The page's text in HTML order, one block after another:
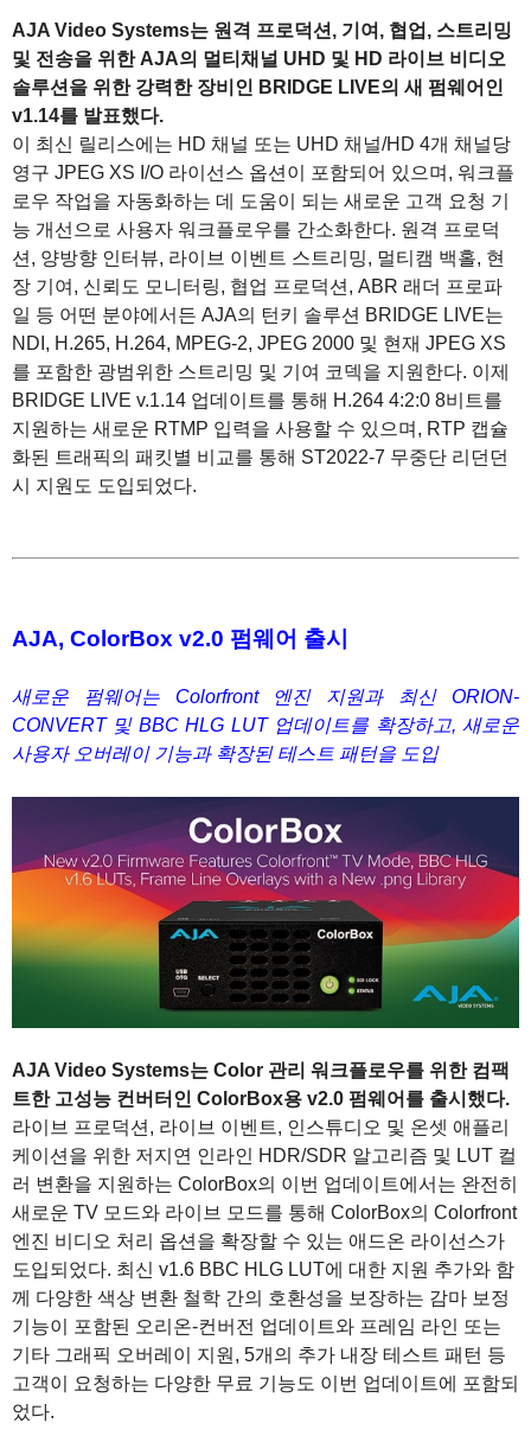
AJA Video Systems는 원격 프로덕션, 기여, 협업, 스트리밍
및 전송을 위한 AJA의 멀티채널 UHD 및 HD 라이브 비디오
솔루션을 위한 강력한 장비인 BRIDGE LIVE의 새 펌웨어인
v1.14를 발표했다.
이 최신 릴리스에는 HD 채널 또는 UHD 채널/HD 4개 채널당
영구 JPEG XS I/O 라이선스 옵션이 포함되어 있으며, 워크플
로우 작업을 자동화하는 데 도움이 되는 새로운 고객 요청 기
능 개선으로 사용자 워크플로우를 간소화한다. 원격 프로덕
션, 양방향 인터뷰, 라이브 이벤트 스트리밍, 멀티캠 백홀, 현
장 기여, 신뢰도 모니터링, 협업 프로덕션, ABR 래더 프로파
일 등 어떤 분야에서든 AJA의 턴키 솔루션 BRIDGE LIVE는
NDI, H.265, H.264, MPEG-2, JPEG 2000 및 현재 JPEG XS
를 포함한 광범위한 스트리밍 및 기여 코덱을 지원한다. 이제
BRIDGE LIVE v.1.14 업데이트를 통해 H.264 4:2:0 8비트를
지원하는 새로운 RTMP 입력을 사용할 수 있으며, RTP 캡슐
화된 트래픽의 패킷별 비교를 통해 ST2022-7 무중단 리던던
시 지원도 도입되었다.
AJA, ColorBox v2.0 펌웨어 출시
새로운 펌웨어는 Colorfront 엔진 지원과 최신 ORION-
CONVERT 및 BBC HLG LUT 업데이트를 확장하고, 새로운
사용자 오버레이 기능과 확장된 테스트 패턴을 도입
AJA Video Systems는 Color 관리 워크플로우를 위한 컴팩
트한 고성능 컨버터인 ColorBox용 v2.0 펌웨어를 출시했다.
라이브 프로덕션, 라이브 이벤트, 인스튜디오 및 온셋 애플리
케이션을 위한 저지연 인라인 HDR/SDR 알고리즘 및 LUT 컬
러 변환을 지원하는 ColorBox의 이번 업데이트에서는 완전히
새로운 TV 모드와 라이브 모드를 통해 ColorBox의 Colorfront
엔진 비디오 처리 옵션을 확장할 수 있는 애드온 라이선스가
도입되었다. 최신 v1.6 BBC HLG LUT에 대한 지원 추가와 함
께 다양한 색상 변환 철학 간의 호환성을 보장하는 감마 보정
기능이 포함된 오리온-컨버전 업데이트와 프레임 라인 또는
기타 그래픽 오버레이 지원, 5개의 추가 내장 테스트 패턴 등
고객이 요청하는 다양한 무료 기능도 이번 업데이트에 포함되
었다.